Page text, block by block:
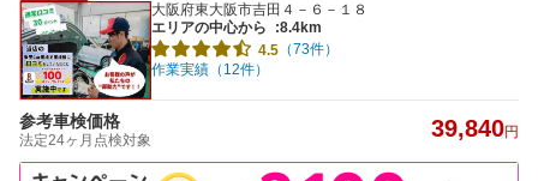
大阪府東大阪市吉田４－６－１８
エリアの中心から
:8.4km
4.5 （73件）
作業実績（12件）
参考車検価格
法定24ヶ月点検対象 39,840円